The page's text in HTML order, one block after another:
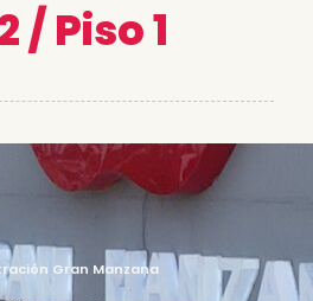
/ Piso 1
Gran Manzana